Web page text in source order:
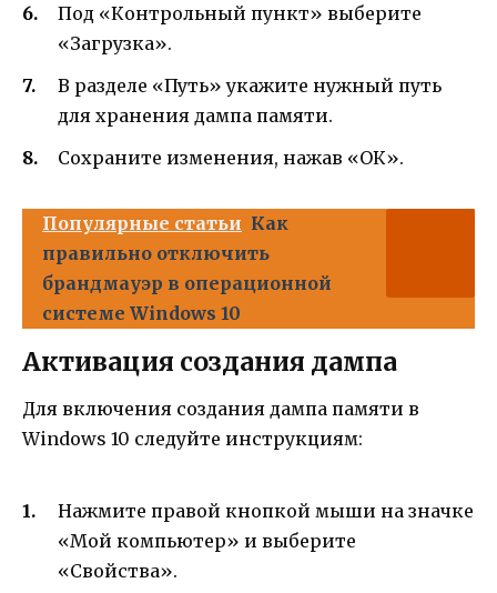
Под «Контрольный пункт» выберите
«Загрузка».
В разделе «Путь» укажите нужный путь
для хранения дампа памяти.
Сохраните изменения, нажав «ОК».
Популярные статьи Как
правильно отключить
брандмауэр в операционной
системе Windows 10
Активация создания дампа
Для включения создания дампа памяти в
Windows 10 следуйте инструкциям:
Нажмите правой кнопкой мыши на значке
«Мой компьютер» и выберите
«Свойства».